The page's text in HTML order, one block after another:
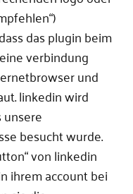
das plugin beim
verbindung
und
linkedin wird
besucht wurde.
von linkedin
ihrem account bei